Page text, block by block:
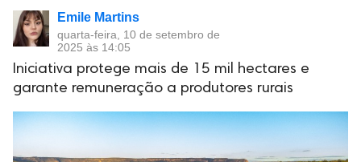
Emile Martins
quarta-feira, 10 de setembro de
2025 às 14:05
Iniciativa protege mais de 15 mil hectares e
garante remuneração a produtores rurais